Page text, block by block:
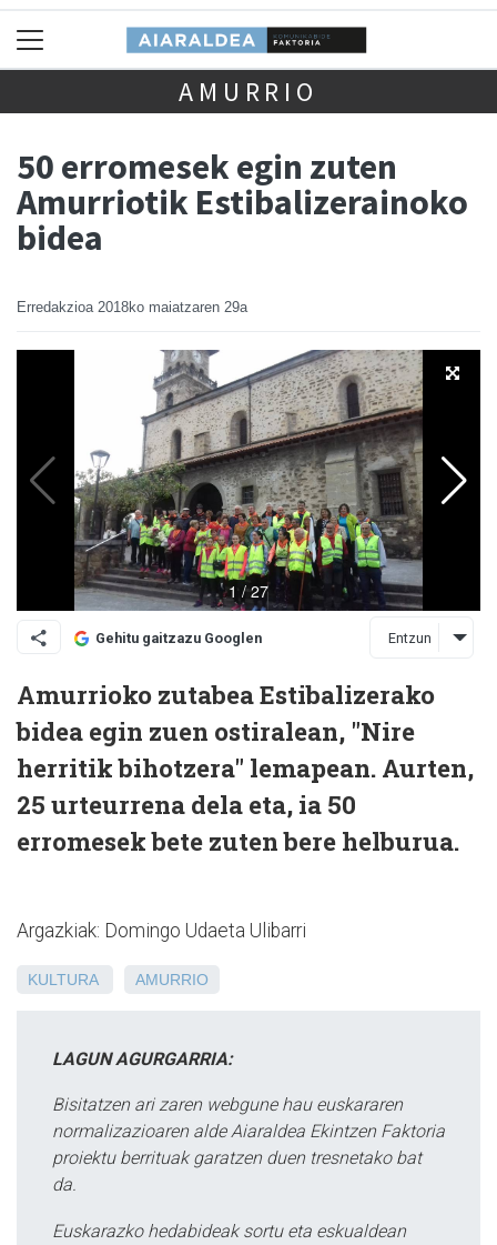
AMURRIO
50 erromesek egin zuten
Amurriotik Estibalizerainoko
bidea
Erredakzioa 2018ko maiatzaren 29a
Gehitu gaitzazu Googlen Entzun
Amurrioko zutabea Estibalizerako
bidea egin zuen ostiralean, "Nire
herritik bihotzera" lemapean. Aurten,
25 urteurrena dela eta, ia 50
erromesek bete zuten bere helburua.
Argazkiak: Domingo Udaeta Ulibarri
KULTURA AMURRIO
LAGUN AGURGARRIA:
Bisitatzen ari zaren webgune hau euskararen
normalizazioaren alde Aiaraldea Ekintzen Faktoria
proiektu berrituak garatzen duen tresnetako bat
da.
Euskarazko hedabideak sortu eta eskualdean